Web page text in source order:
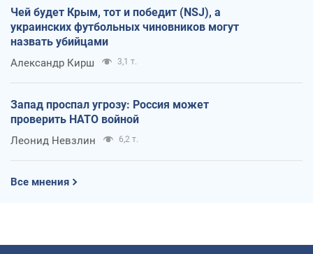
Чей будет Крым, тот и победит (NSJ), а
украинских футбольных чиновников могут
назвать убийцами
Александр Кирш 3,1 т.
Запад проспал угрозу: Россия может
проверить НАТО войной
Леонид Невзлин 6,2 т.
Все мнения